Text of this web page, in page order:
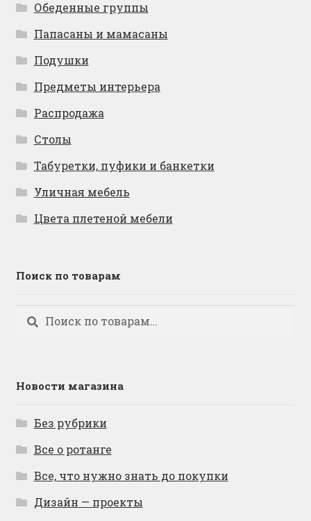
Обеденные группы
Папасаны и мамасаны
Подушки
Предметы интерьера
Распродажа
Столы
Табуретки, пуфики и банкетки
Уличная мебель
Цвета плетеной мебели
Поиск по товарам
Искать:
Поиск
Новости магазина
Без рубрики
Все о ротанге
Все, что нужно знать до покупки
Дизайн — проекты